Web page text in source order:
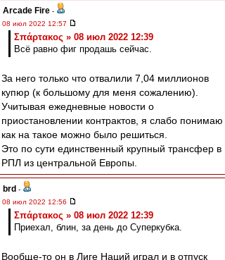
Arcade Fire -
08 июл 2022 12:57
Σπάρτακος » 08 июл 2022 12:39
Всё равно фиг продашь сейчас.
За него только что отвалили 7,04 миллионов
купюр (к большому для меня сожалению).
Учитывая ежедневные новости о
приостановлении контрактов, я слабо понимаю
как на такое можно было решиться.
Это по сути единственный крупный трансфер в
РПЛ из центральной Европы.
brd -
08 июл 2022 12:56
Σπάρτακος » 08 июл 2022 12:39
Приехал, блин, за день до Суперкубка.
Вообще-то он в Лиге Наций играл и в отпуск